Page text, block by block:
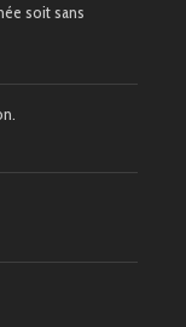
soit sans